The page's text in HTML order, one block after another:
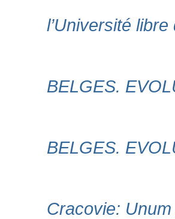
l’Université
BELGES.
BELGES.
Cracovie: